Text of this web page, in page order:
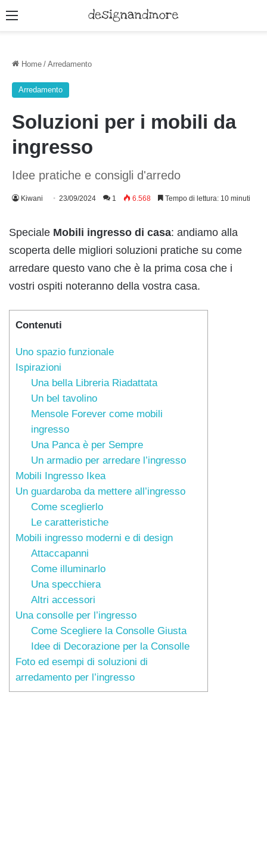
Menu
Home / Arredamento
Arredamento
Soluzioni per i mobili da
ingresso
Idee pratiche e consigli d'arredo
Kiwani 23/09/2024 1 6.568 Tempo di lettura: 10 minuti
Speciale Mobili ingresso di casa: andiamo alla
scoperta delle migliori soluzioni pratiche su come
arredare questo vano che è la prima cosa che i
vostri ospiti noteranno della vostra casa.
Contenuti
Uno spazio funzionale
Ispirazioni
Una bella Libreria Riadattata
Un bel tavolino
Mensole Forever come mobili
ingresso
Una Panca è per Sempre
Un armadio per arredare l’ingresso
Mobili Ingresso Ikea
Un guardaroba da mettere all’ingresso
Come sceglierlo
Le caratteristiche
Mobili ingresso moderni e di design
Attaccapanni
Come illuminarlo
Una specchiera
Altri accessori
Una consolle per l’ingresso
Come Scegliere la Consolle Giusta
Idee di Decorazione per la Consolle
Foto ed esempi di soluzioni di
arredamento per l’ingresso